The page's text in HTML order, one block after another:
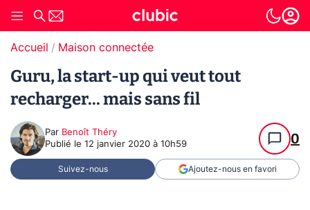
Accueil Maison connectée
Guru, la start-up qui veut tout
recharger... mais sans fil
Par Benoît Théry
Publié le 12 janvier 2020 à 10h59 0
Suivez-nous Ajoutez-nous en favori